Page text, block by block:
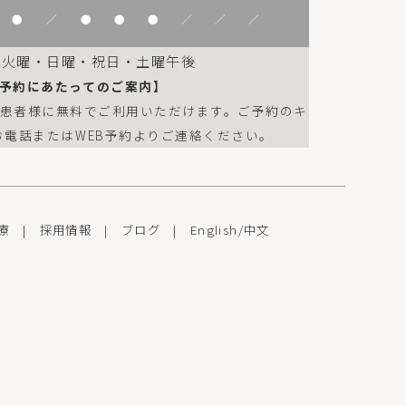
● ／ ● ● ● ／ ／ ／
曜・日曜・祝日・土曜午後
予約にあたってのご案内】
者様に無料でご利用いただけます。ご予約のキ
話またはWEB予約よりご連絡ください。
| 採用情報 | ブログ | English /中文